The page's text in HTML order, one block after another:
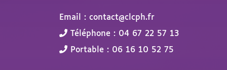
Email : contact@clcph.fr
Téléphone : 04 67 22 57 13
Portable : 06 16 10 52 75